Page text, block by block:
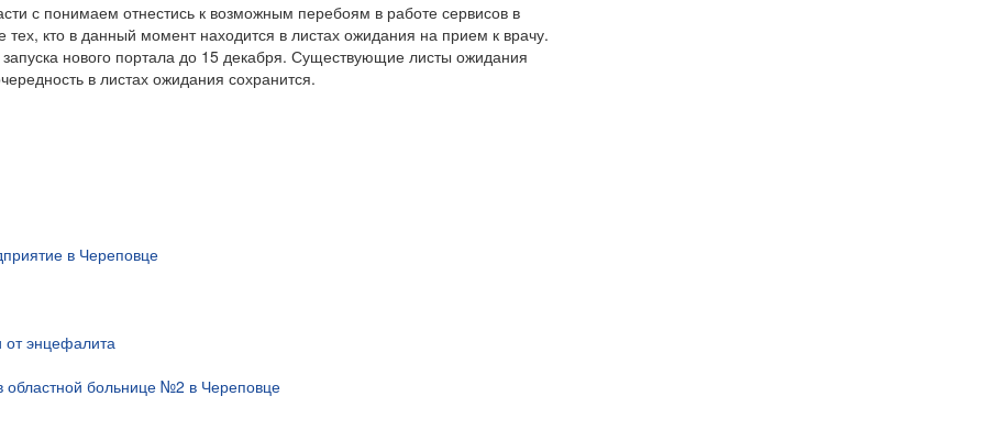
с понимаем отнестись к возможным перебоям в работе сервисов в
кто в данный момент находится в листах ожидания на прием к врачу.
нового портала до 15 декабря. Существующие листы ожидания
в листах ожидания сохранится.
в Череповце
от энцефалита
больнице №2 в Череповце